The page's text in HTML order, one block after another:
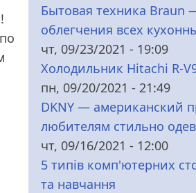
Бытовая техника Braun
облегчения всех
чт, 09/23/2021 - 19:09
Холодильник Hitachi R-
пн, 09/20/2021 - 21:49
DKNY — американский
любителям стильно
чт, 09/16/2021 - 12:00
5 типів комп'ютерних
та навчання